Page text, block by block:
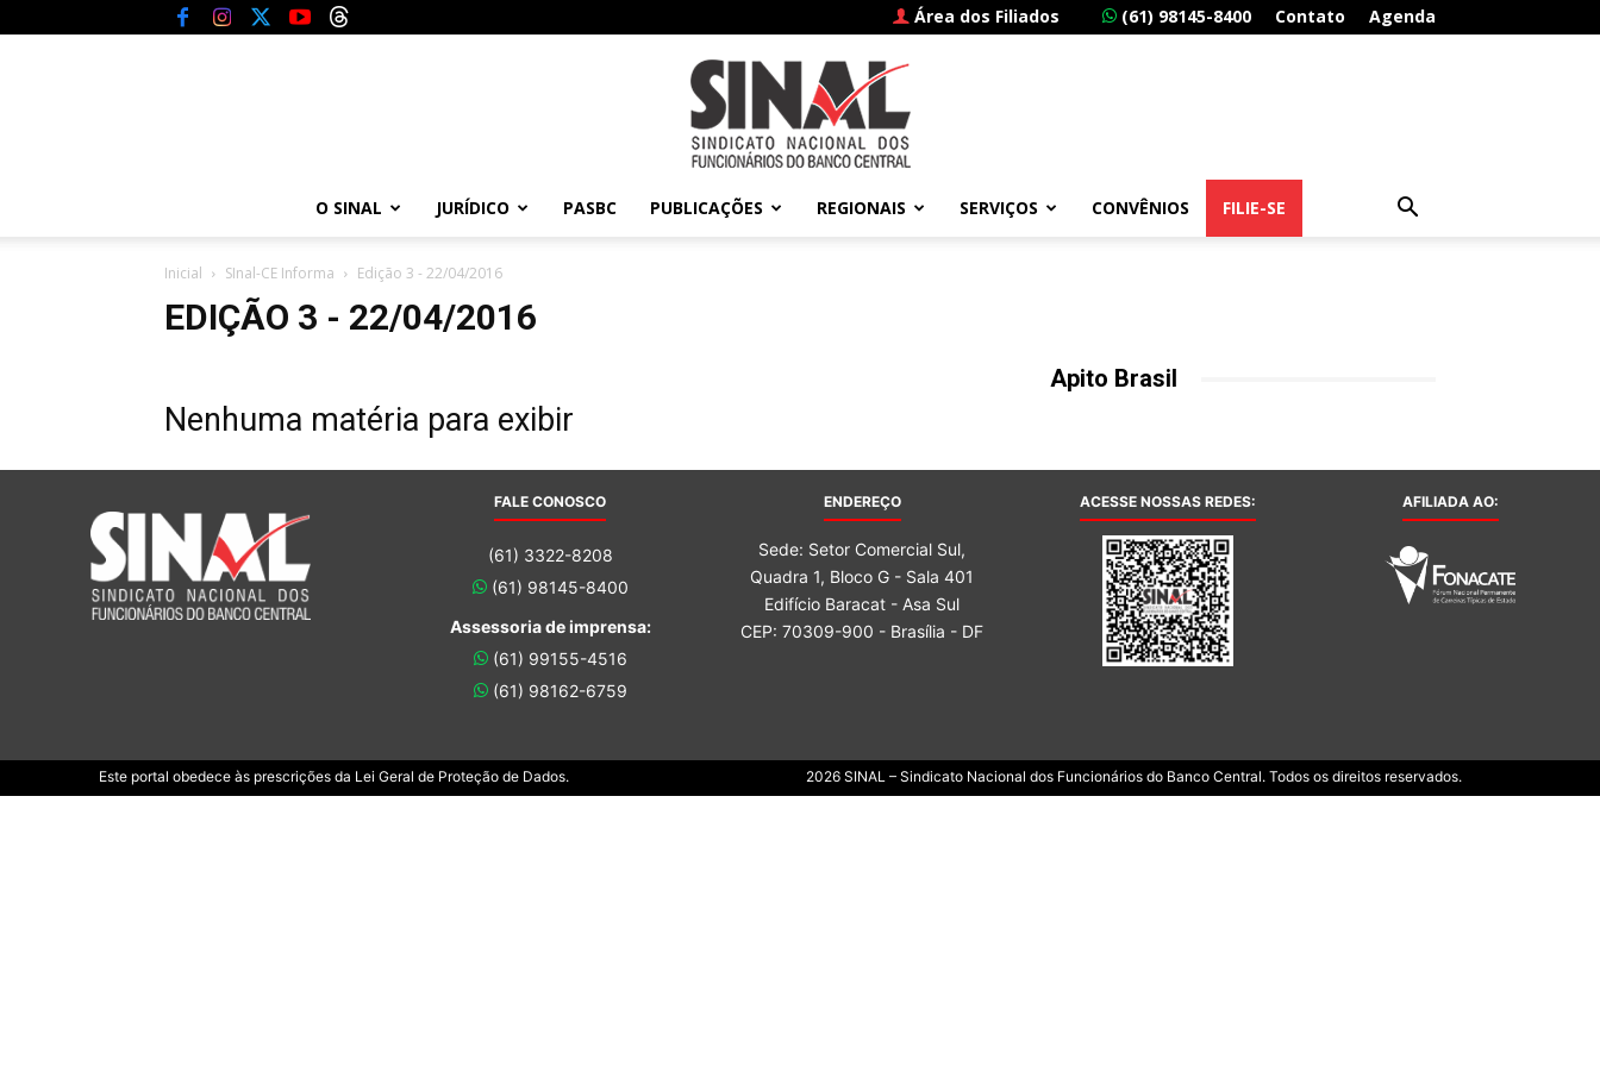
Área dos Filiados (61) 98145-8400 Contato Agenda
Sindicato
O SINAL JURÍDICO PASBC PUBLICAÇÕES REGIONAIS SERVIÇOS CONVÊNIOS FILIE-SE
Inicial SInal-CE Informa Edição 3 - 22/04/2016
EDIÇÃO 3 - 22/04/2016
Nenhuma matéria para exibir
Apito Brasil
FALE CONOSCO
(61) 3322-8208
(61) 98145-8400
Assessoria de imprensa:
(61) 99155-4516
(61) 98162-6759
ENDEREÇO
Sede: Setor Comercial Sul,
Quadra 1, Bloco G - Sala 401
Edifício Baracat - Asa Sul
CEP: 70309-900 - Brasília - DF
ACESSE NOSSAS REDES: AFILIADA AO:
Este portal obedece às prescrições da Lei Geral de Proteção de Dados. 2026 SINAL – Sindicato Nacional dos Funcionários do Banco Central. Todos os direitos reservados.